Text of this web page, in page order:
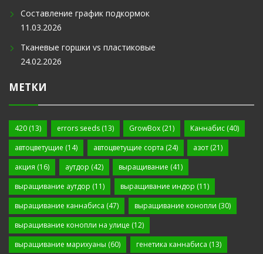
Составление график подкормок
11.03.2026
Тканевые горшки vs пластиковые
24.02.2026
МЕТКИ
420 (13) errors seeds(13) GrowBox (21) Каннабис(40)
автоцветущие (14) автоцветущие сорта (24) азот (21)
акция (16) аутдор (42) выращивание (41)
выращивание аутдор (11) выращивание индор (11)
выращивание каннабиса (47) выращивание конопли (30)
выращивание конопли на улице (12)
выращивание марихуаны (60) генетика каннабиса (13)